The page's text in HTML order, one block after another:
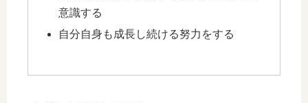
意識する
自分自身も成長し続ける努力をする